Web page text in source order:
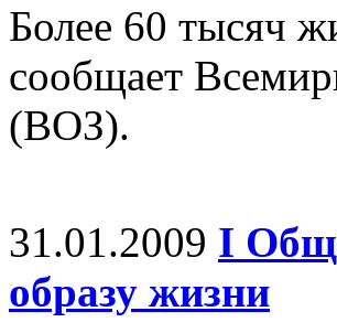
Более 60 тысяч
сообщает
(ВОЗ).
31.01.2009 I
образу жизни